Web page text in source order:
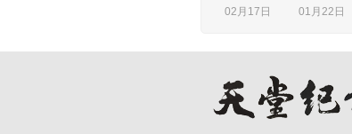
02月17日
01月22日